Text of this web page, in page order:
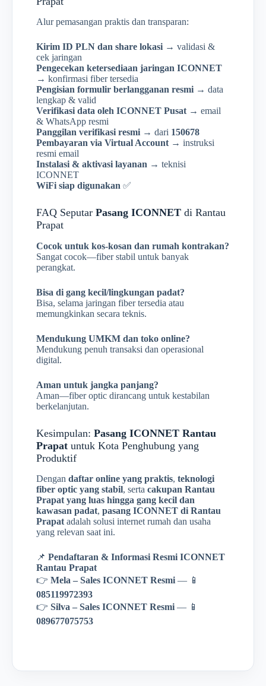
Alur pemasangan praktis dan transparan:
Kirim ID PLN dan share lokasi → validasi &
cek jaringan
Pengecekan ketersediaan jaringan ICONNET
→ konfirmasi fiber tersedia
Pengisian formulir berlangganan resmi → data
lengkap & valid
Verifikasi data oleh ICONNET Pusat → email
& WhatsApp resmi
Panggilan verifikasi resmi → dari 150678
Pembayaran via Virtual Account → instruksi
resmi email
Instalasi & aktivasi layanan → teknisi
ICONNET
WiFi siap digunakan ✅
FAQ Seputar Pasang ICONNET di Rantau
Prapat
Cocok untuk kos-kosan dan rumah kontrakan?
Sangat cocok—fiber stabil untuk banyak
perangkat.
Bisa di gang kecil/lingkungan padat?
Bisa, selama jaringan fiber tersedia atau
memungkinkan secara teknis.
Mendukung UMKM dan toko online?
Mendukung penuh transaksi dan operasional
digital.
Aman untuk jangka panjang?
Aman—fiber optic dirancang untuk kestabilan
berkelanjutan.
Kesimpulan: Pasang ICONNET Rantau
Prapat untuk Kota Penghubung yang
Produktif
Dengan daftar online yang praktis, teknologi
fiber optic yang stabil, serta cakupan Rantau
Prapat yang luas hingga gang kecil dan
kawasan padat, pasang ICONNET di Rantau
Prapat adalah solusi internet rumah dan usaha
yang relevan saat ini.
📌 Pendaftaran & Informasi Resmi ICONNET
Rantau Prapat
👉 Mela – Sales ICONNET Resmi — 📱
085119972393
👉 Silva – Sales ICONNET Resmi — 📱
089677075753